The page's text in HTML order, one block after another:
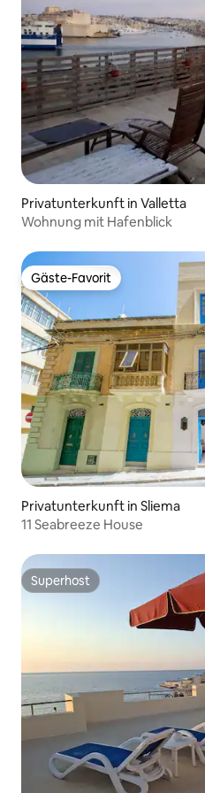
Privatunterkunft in Valletta
Wohnung mit Hafenblick
Gäste-Favorit
Gäste-Favorit
Privatunterkunft in Sliema
11 Seabreeze House
Superhost
Superhost